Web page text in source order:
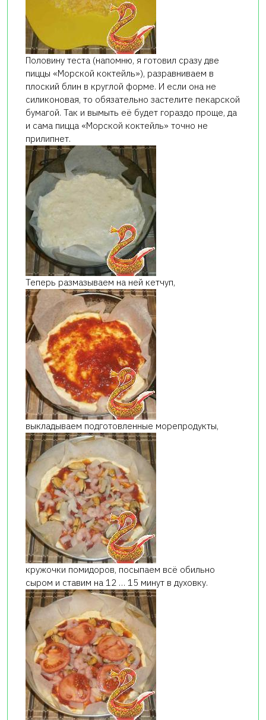
Половину теста (напомню, я готовил сразу две
пиццы «Морской коктейль»), разравниваем в
плоский блин в круглой форме. И если она не
силиконовая, то обязательно застелите пекарской
бумагой. Так и вымыть её будет гораздо проще, да
и сама пицца «Морской коктейль» точно не
прилипнет.
Теперь размазываем на ней кетчуп,
выкладываем подготовленные морепродукты,
кружочки помидоров, посыпаем всё обильно
сыром и ставим на 12 … 15 минут в духовку.